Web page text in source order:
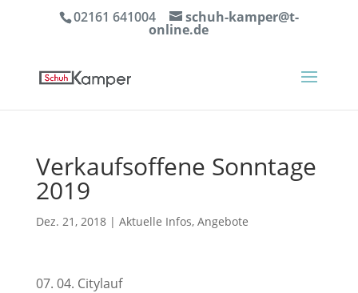
02161 641004 schuh-kamper@t-
online.de
Verkaufsoffene Sonntage
2019
Dez. 21, 2018| Aktuelle Infos, Angebote
07. 04. Citylauf